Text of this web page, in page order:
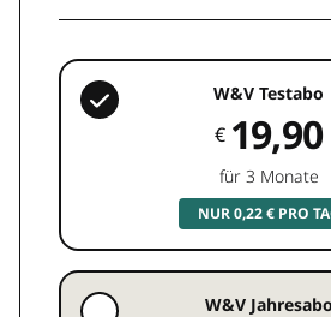
W&V Testabo
€ 19,90
für 3 Monate
NUR 0,22 € PRO
W&V Jahresabo